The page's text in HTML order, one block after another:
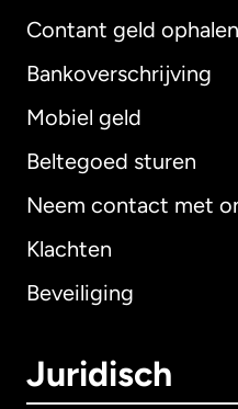
Contant geld ophalen
Bankoverschrijving
Mobiel geld
Beltegoed sturen
Neem contact met
Klachten
Beveiliging
Juridisch